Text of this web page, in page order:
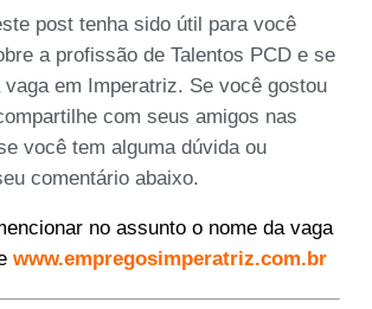
post tenha sido útil para você
a profissão de Talentos PCD e se
em Imperatriz. Se você gostou
com seus amigos nas
você tem alguma dúvida ou
comentário abaixo.
no assunto o nome da vaga
www.empregosimperatriz.com.br